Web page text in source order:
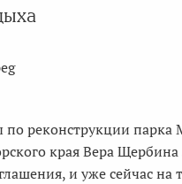
реконструкции
края Вера
и уже сейчас на